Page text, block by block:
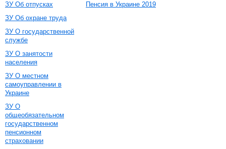
ЗУ Об отпусках
ЗУ Об охране труда
ЗУ О государственной
службе
ЗУ О занятости
населения
ЗУ О местном
самоуправлении в
Украине
ЗУ О
общеобязательном
государственном
пенсионном
страховании
Пенсия в Украине 2019